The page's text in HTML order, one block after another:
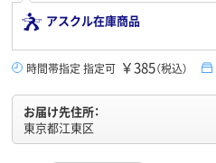
アスクル在庫商品
時間帯指定 指定可 ￥385（税込）
お届け先住所：
東京都江東区